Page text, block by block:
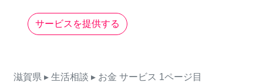
サービスを提供する
滋賀県 ▸ 生活相談 ▸ お金 サービス 1ページ目